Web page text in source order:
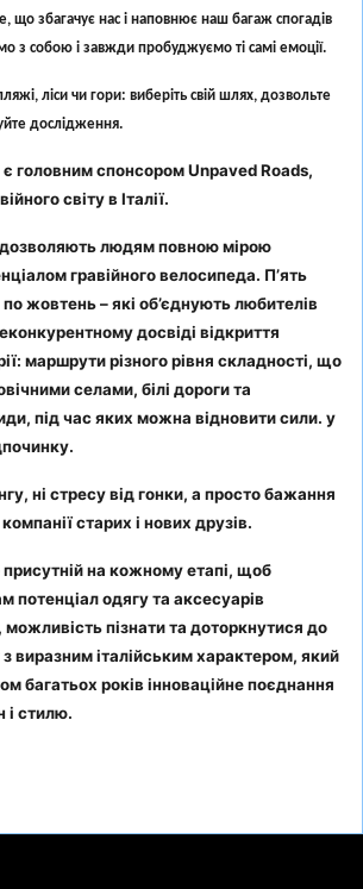
що збагачує нас і наповнює наш багаж спогадів
з собою і завжди пробуджуємо ті самі емоції.
ліси чи гори: виберіть свій шлях, дозвольте
дослідження.
головним спонсором Unpaved Roads,
світу в Італії.
дозволяють людям повною мірою
гравійного велосипеда. П’ять
по жовтень – які об’єднують любителів
досвіді відкриття
маршрути різного рівня складності, що
селами, білі дороги та
під час яких можна відновити сили. у
ні стресу від гонки, а просто бажання
старих і нових друзів.
присутній на кожному етапі, щоб
потенціал одягу та аксесуарів
можливість пізнати та доторкнутися до
виразним італійським характером, який
багатьох років інноваційне поєднання
і стилю.